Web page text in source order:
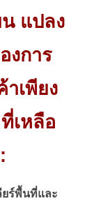
แปลง
งการ
เพียง
เหลือ
ยร์พื้นที่และ